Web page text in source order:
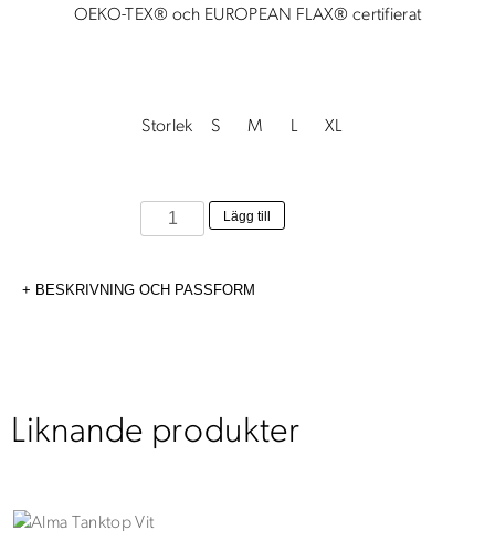
OEKO-TEX® och EUROPEAN FLAX® certifierat
Storlek S M L XL
Rebecka
Jersey
mängd
Lägg till
BESKRIVNING OCH PASSFORM
Liknande produkter